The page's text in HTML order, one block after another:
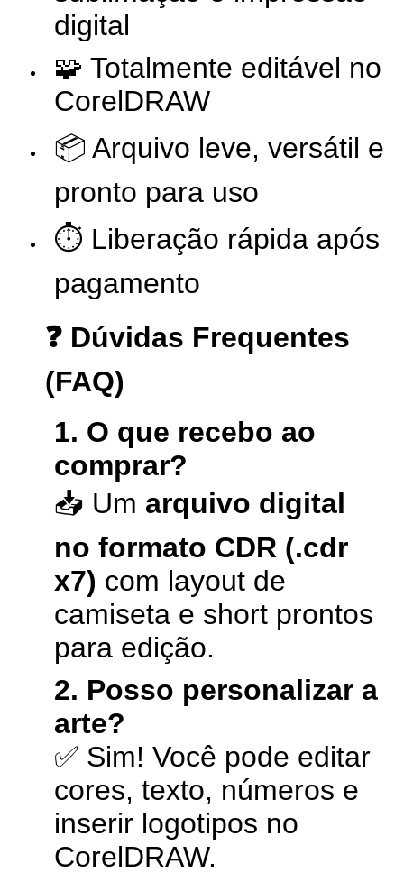
digital
🧩 Totalmente editável no
CorelDRAW
📦 Arquivo leve, versátil e
pronto para uso
⏱️ Liberação rápida após
pagamento
❓ Dúvidas Frequentes
(FAQ)
1. O que recebo ao
comprar?
📥 Um arquivo digital
no formato CDR (.cdr
x7) com layout de
camiseta e short prontos
para edição.
2. Posso personalizar a
arte?
✅ Sim! Você pode editar
cores, texto, números e
inserir logotipos no
CorelDRAW.